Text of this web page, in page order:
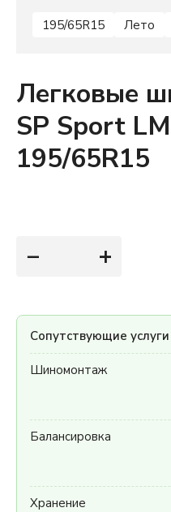
195/65R15 Лето
Легковые
SP Sport
195/65R15
− +
Сопутствующие услуги
Шиномонтаж
Балансировка
Хранение